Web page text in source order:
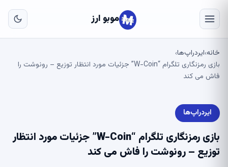
موبو ارز
خانه›ایردراپ‌ها›
بازی رمزنگاری تلگرام “W-Coin” جزئیات مورد انتظار توزیع – رونوشت را
فاش می کند
ایردراپ‌ها
بازی رمزنگاری تلگرام “W-Coin” جزئیات مورد انتظار
توزیع – رونوشت را فاش می کند